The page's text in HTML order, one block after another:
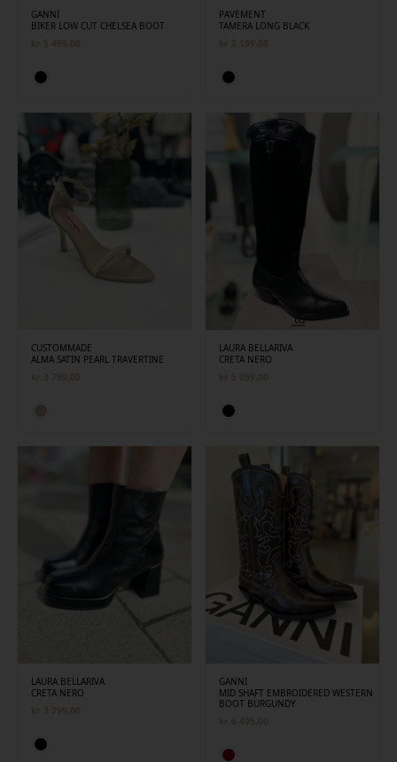
GANNI
BIKER LOW CUT CHELSEA BOOT
PAVEMENT
TAMERA LONG BLACK
CUSTOMMADE
ALMA SATIN PEARL TRAVERTINE
LAURA BELLARIVA
CRETA NERO
LAURA BELLARIVA
CRETA NERO
GANNI
MID SHAFT EMBROIDERED WESTERN
BOOT BURGUNDY